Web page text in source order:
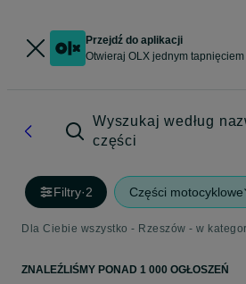
Przejdź do aplikacji
Otwieraj OLX jednym tapnięciem
Wyszukaj według
części
Filtry·2 Części motocyklowe
ZNALEŹLIŚMY PONAD 1 000 OGŁOSZEŃ